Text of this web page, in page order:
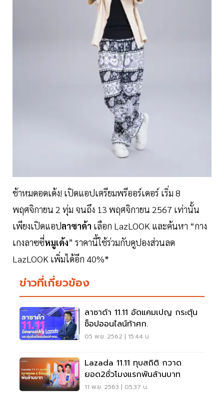
ช้าหมดอดเด้ง! เปิดแอปเตรียมพรีออร์เดอร์ เริ่ม 8
พฤศจิกายน 2 ทุ่ม จนถึง 13 พฤศจิกายน 2567 เท่านั้น
เพียงเปิดแอปลาซาด้า เลือก LazLOOK และค้นหา “กาง
เกงลาซซี่หมูเด้ง” ราคานี้ใช้ร่วมกับคูปองส่วนลด
LazLOOK เพิ่มได้อีก 40%*
ข่าวที่เกี่ยวข้อง
ลาซาด้า 11.11 อัดแคมเปญ กระตุ้น
ช็อปออนไลน์ท้าศก.
05 พ.ย. 2562 | 15:44 น.
Lazada 11.11 ทุบสถิติ กวาด
ยอด2ชั่วโมงแรกพันล้านบาท
11 พ.ย. 2563 | 05:37 น.